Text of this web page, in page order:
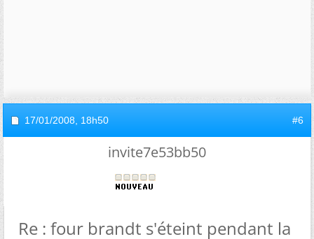
17/01/2008, 18h50 #6
invite7e53bb50
Re : four brandt s'éteint pendant la